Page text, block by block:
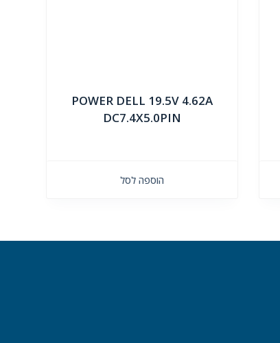
POWER DELL 19.5V 4.62A
DC7.4X5.0PIN
הוספה לסל